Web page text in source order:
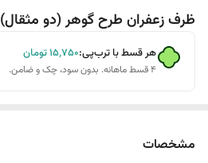
ظرف زعفران طرح گوهر (دو مثقال)
هر قسط با ترب‌پی:۱۵٬۷۵۰تومان
۴ قسط ماهانه. بدون سود، چک و ضامن.
مشخصات